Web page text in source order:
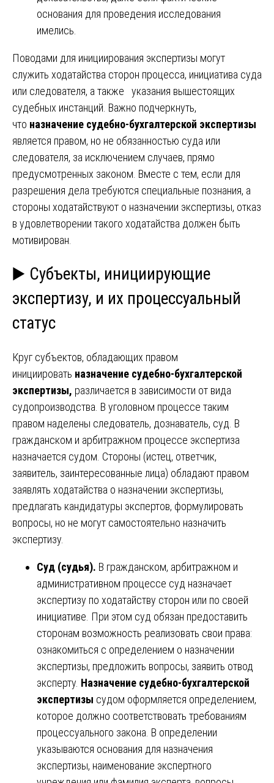
основания для проведения исследования
имелись.
Поводами для инициирования экспертизы могут
служить ходатайства сторон процесса, инициатива суда
или следователя, а также указания вышестоящих
судебных инстанций. Важно подчеркнуть,
что назначение судебно-бухгалтерской экспертизы
является правом, но не обязанностью суда или
следователя, за исключением случаев, прямо
предусмотренных законом. Вместе с тем, если для
разрешения дела требуются специальные познания, а
стороны ходатайствуют о назначении экспертизы, отказ
в удовлетворении такого ходатайства должен быть
мотивирован.
▶️ Субъекты, инициирующие
экспертизу, и их процессуальный
статус
Круг субъектов, обладающих правом
инициировать назначение судебно-бухгалтерской
экспертизы, различается в зависимости от вида
судопроизводства. В уголовном процессе таким
правом наделены следователь, дознаватель, суд. В
гражданском и арбитражном процессе экспертиза
назначается судом. Стороны (истец, ответчик,
заявитель, заинтересованные лица) обладают правом
заявлять ходатайства о назначении экспертизы,
предлагать кандидатуры экспертов, формулировать
вопросы, но не могут самостоятельно назначить
экспертизу.
Суд (судья). В гражданском, арбитражном и
административном процессе суд назначает
экспертизу по ходатайству сторон или по своей
инициативе. При этом суд обязан предоставить
сторонам возможность реализовать свои права:
ознакомиться с определением о назначении
экспертизы, предложить вопросы, заявить отвод
эксперту. Назначение судебно-бухгалтерской
экспертизы судом оформляется определением,
которое должно соответствовать требованиям
процессуального закона. В определении
указываются основания для назначения
экспертизы, наименование экспертного